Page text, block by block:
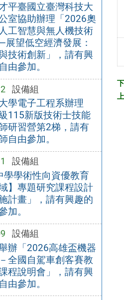
平臺國立臺灣科技大
室協助辦理「2026奧
工智慧與無人機技術
展望低空經濟發展：
技術創新」，請有興
由參加。
設備組
學電子工程系辦理
115新版技術士技能
研習營第2梯，請有
自由參加。
設備組
學學術性向資優教育
】專題研究課程設計
計畫」，請有興趣的
加。
設備組
辦「2026高雄盃機器
全國自駕車創客賽教
程說明會」，請有興
由參加。